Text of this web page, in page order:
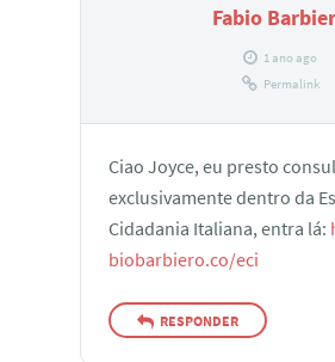
Fabio
1 ano ago
Permalink
Ciao Joyce, eu presto
exclusivamente dentro da
Cidadania Italiana, entra lá:
biobarbiero.co/eci
RESPONDER